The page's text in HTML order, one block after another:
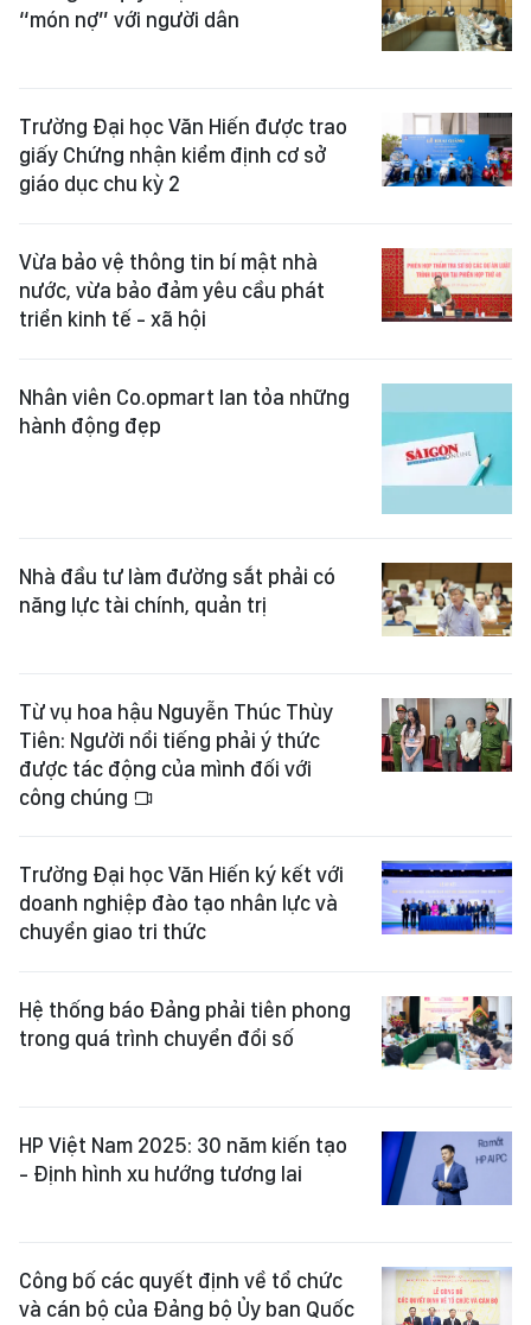
“món nợ” với người dân
Trường Đại học Văn Hiến được trao
giấy Chứng nhận kiểm định cơ sở
giáo dục chu kỳ 2
Vừa bảo vệ thông tin bí mật nhà
nước, vừa bảo đảm yêu cầu phát
triển kinh tế - xã hội
Nhân viên Co.opmart lan tỏa những
hành động đẹp
Nhà đầu tư làm đường sắt phải có
năng lực tài chính, quản trị
Từ vụ hoa hậu Nguyễn Thúc Thùy
Tiên: Người nổi tiếng phải ý thức
được tác động của mình đối với
công chúng
Trường Đại học Văn Hiến ký kết với
doanh nghiệp đào tạo nhân lực và
chuyển giao tri thức
Hệ thống báo Đảng phải tiên phong
trong quá trình chuyển đổi số
HP Việt Nam 2025: 30 năm kiến tạo
- Định hình xu hướng tương lai
Công bố các quyết định về tổ chức
và cán bộ của Đảng bộ Ủy ban Quốc